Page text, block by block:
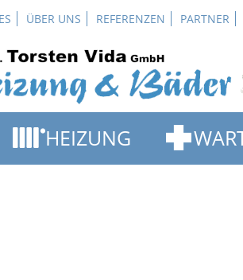
überspringen
ÜBER UNS REFERENZEN PARTNER
überspringen
HEIZUNG